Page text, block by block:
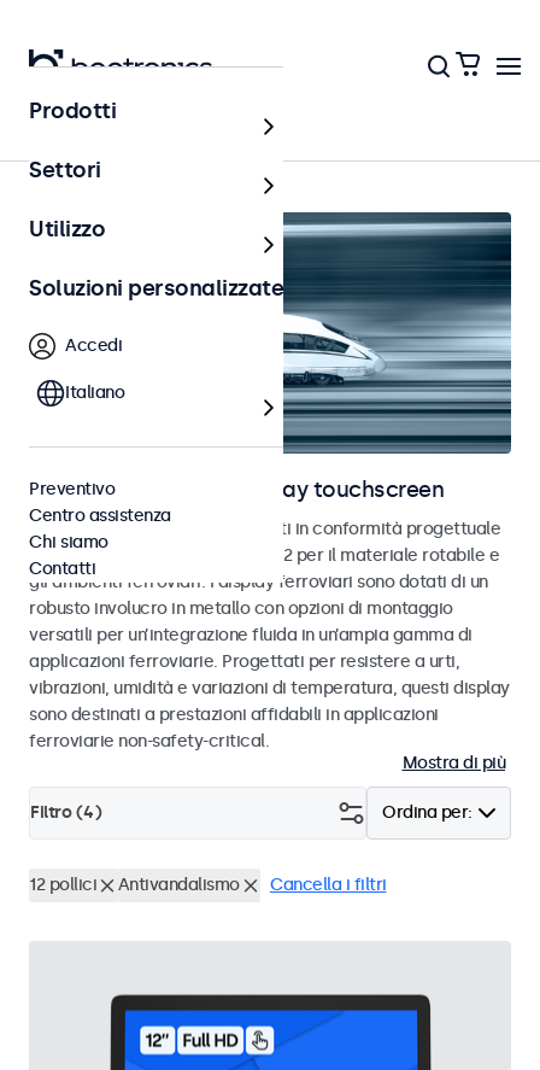
Ferrovia
Monitor ferroviari e display touchscreen
Monitor e touchscreen sviluppati in conformità progettuale
alle norme EN 50155 e EN 45545-2 per il materiale rotabile e
gli ambienti ferroviari. I display ferroviari sono dotati di un
robusto involucro in metallo con opzioni di montaggio
versatili per un’integrazione fluida in un’ampia gamma di
applicazioni ferroviarie. Progettati per resistere a urti,
vibrazioni, umidità e variazioni di temperatura, questi display
sono destinati a prestazioni affidabili in applicazioni
ferroviarie non-safety-critical.
Mostra di più
Ordina per:
Filtro (4)
12 pollici Antivandalismo Cancella i filtri
Prodotti
Settori
Utilizzo
Soluzioni personalizzate
Accedi
Italiano
Preventivo
Centro assistenza
Chi siamo
Contatti